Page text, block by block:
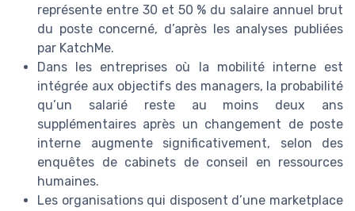
représente entre 30 et 50 % du salaire annuel brut
du poste concerné, d’après les analyses publiées
par KatchMe.
Dans les entreprises où la mobilité interne est
intégrée aux objectifs des managers, la probabilité
qu’un salarié reste au moins deux ans
supplémentaires après un changement de poste
interne augmente significativement, selon des
enquêtes de cabinets de conseil en ressources
humaines.
Les organisations qui disposent d’une marketplace